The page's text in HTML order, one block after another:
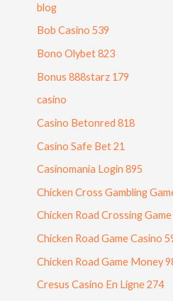
blog
Bob Casino 539
Bono Olybet 823
Bonus 888starz 179
casino
Casino Betonred 818
Casino Safe Bet 21
Casinomania Login 895
Chicken Cross Gambling
Chicken Road Crossing
Chicken Road Game Casino
Chicken Road Game Money
Cresus Casino En Ligne 274